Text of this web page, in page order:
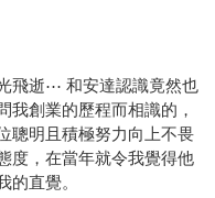
飛逝⋯ 和安達認識竟然也
我創業的歷程而相識的，
聰明且積極努力向上不畏
度，在當年就令我覺得他
的直覺。